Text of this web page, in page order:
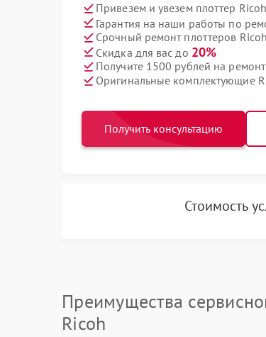
Привезем и увезем плоттер
Гарантия на наши работы по
Срочный ремонт плоттеров
Скидка для вас до 20%
Получите 1500 рублей на ремонт
Оригинальные комплектующие
Получить консультацию
Стоимость
Преимущества
Ricoh